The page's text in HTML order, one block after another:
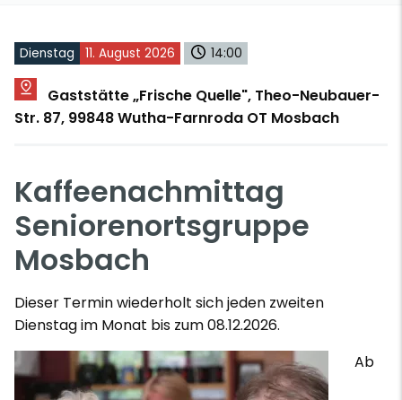
Dienstag 11. August 2026 14:00
Gaststätte „Frische Quelle", Theo-Neubauer-
Str. 87, 99848 Wutha-Farnroda OT Mosbach
Kaffeenachmittag
Seniorenortsgruppe
Mosbach
Dieser Termin wiederholt sich jeden zweiten
Dienstag im Monat bis zum 08.12.2026.
Ab